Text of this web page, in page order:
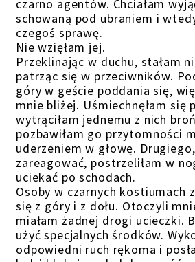
czarno agentów. Chciałam
schowaną pod ubraniem i
czegoś sprawę.
Nie wzięłam jej.
Przeklinając w duchu, stałam
patrząc się w przeciwników.
góry w geście poddania się,
mnie bliżej. Uśmiechnęłam się
wytrąciłam jednemu z nich
pozbawiłam go przytomności
uderzeniem w głowę.
zareagować, postrzeliłam w
uciekać po schodach.
Osoby w czarnych kostiumach
się z góry i z dołu. Otoczyli
miałam żadnej drogi ucieczki.
użyć specjalnych środków.
odpowiedni ruch rękoma i